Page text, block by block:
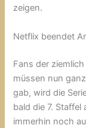
zeigen.
Netflix beendet
Fans der
müssen nun
gab, wird die
bald die 7.
immerhin noch